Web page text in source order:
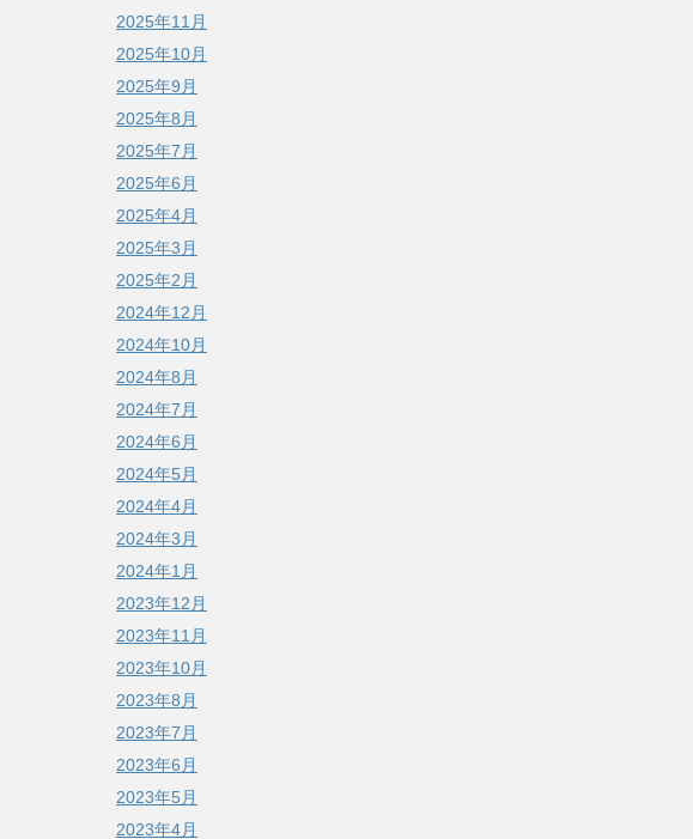
2025年11月
2025年10月
2025年9月
2025年8月
2025年7月
2025年6月
2025年4月
2025年3月
2025年2月
2024年12月
2024年10月
2024年8月
2024年7月
2024年6月
2024年5月
2024年4月
2024年3月
2024年1月
2023年12月
2023年11月
2023年10月
2023年8月
2023年7月
2023年6月
2023年5月
2023年4月